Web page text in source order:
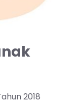
2018